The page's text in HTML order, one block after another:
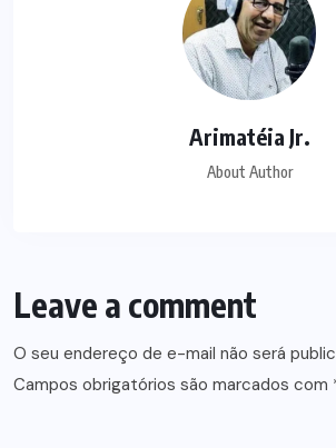
Arimatéia Jr.
About Author
Leave a comment
O seu endereço de e-mail não será
Campos obrigatórios são marcados com